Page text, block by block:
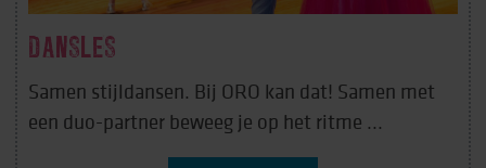
DANSLES
Samen stijldansen. Bij ORO kan dat! Samen met
een duo-partner beweeg je op het ritme ...